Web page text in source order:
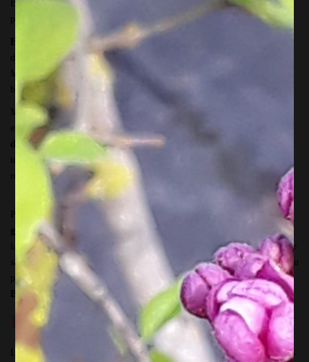
Bientôt la fête des Mamans ! Tu cherches une idée cadeau. Un truc qui
plaise vraiment. Plus original que le bouquet de fleurs de chaque année.
Et si tu accompagnais ta Maman à l’atelier d’art floral
d’un moment de création et de convivialité. Tu passes un moment
Maman + Fille ou fils unique et personnel, dans la douceur, la
bienveillance et la bonne humeur.
Même si tu n’as jamais essayé d’art floral ( ou que ta maman n’a jamais
essayé !), pas de problème.
d’art floral
, j’ai mis au pointma méthode Pas à pas
toutes les étapes de la création…et, promis! chacune repart avec un
résultat magnifique.
Pour l’atelier, je t’emmène « Chez Bibi »
bistrot
gourmandinstallé dans la magnifique vallée du Samson à 5 minutes de
la E411, et à 15 minutes de Namur. Nous profiterons ensemble de la jolie
salle au dessus du bistrot, qui est aménagée pour les activités du lieu, et tu
pourras aussi prolonger l’atelier par une
découverte gourmande chez
Bibi.
Prendre le temps ensemble…
Le plus beau cadeau « pour Maman », c’est le temps passé ensemble. Pas